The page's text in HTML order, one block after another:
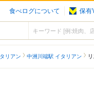
食べログについて 保有
リアン 中洲川端駅 イタリアン